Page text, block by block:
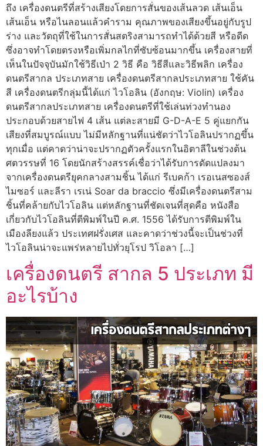
ถึง เครื่องดนตรีที่สร้างเสียงโดยการสั่นของเส้นลวด เส้นเอ็น
เส้นเอ็น หรือไนลอนแล้วคำราม คุณภาพของเสียงขึ้นอยู่กับรูป
ร่าง และวัตถุที่ใช้ในการสั่นสตริงสามารถทำได้ด้วยสี หรือดีด
ซึ่งอาจทำโดยตรงหรือเพิ่มกลไกที่ซับซ้อนมากขึ้น เครื่องสายที่
เห็นในปัจจุบันมักใช้วิธีเป่า 2 วิธี คือ วิธีสีและวิธีพลิก เครื่อง
ดนตรีสากล ประเภทสาย เครื่องดนตรีสากลประเภทสาย ใช้คัน
สี เครื่องดนตรีกลุ่มนี้ได้แก่ ไวโอลิน (อังกฤษ: Violin) เครื่อง
ดนตรีสากลประเภทสาย เครื่องดนตรีที่ใช้เล่นท่วงทำนอง
ประกอบด้วยสายไฟ 4 เส้น แต่ละสายมี G-D-A-E 5 คู่แยกกัน
เสียงที่สมบูรณ์แบบ ไม่มีหลักฐานที่แน่ชัดว่าไวโอลินปรากฏขึ้น
ทุกเมื่อ แต่คาดว่าน่าจะปรากฏตัวครั้งแรกในอิตาลีในช่วงต้น
ศตวรรษที่ 16 โดยนักสร้างสรรค์เชื่อว่าได้รับการดัดแปลงมา
จากเครื่องดนตรียุคกลางสามชิ้น ได้แก่ รีเบคก้า เรอเนสซองส์
ไมซอร์ และลีรา เรเน่ Soar da braccio ซึ่งมีเครื่องดนตรีสาม
ชิ้นที่คล้ายกับไวโอลิน แต่หลักฐานที่ชัดเจนที่สุดคือ หนังสือ
เกี่ยวกับไวโอลินที่ตีพิมพ์ในปี ค.ศ. 1556 ได้รับการตีพิมพ์ใน
เมืองลียงแล้ว ประเทศฝรั่งเศส และคาดว่าช่วงนี้จะเป็นช่วงที่
ไวโอลินน่าจะแพร่หลายไปทั่วยุโรป วิโอลา […]
เครื่องดนตรี สากล 5 ประเภท มี
อะไรบ้าง